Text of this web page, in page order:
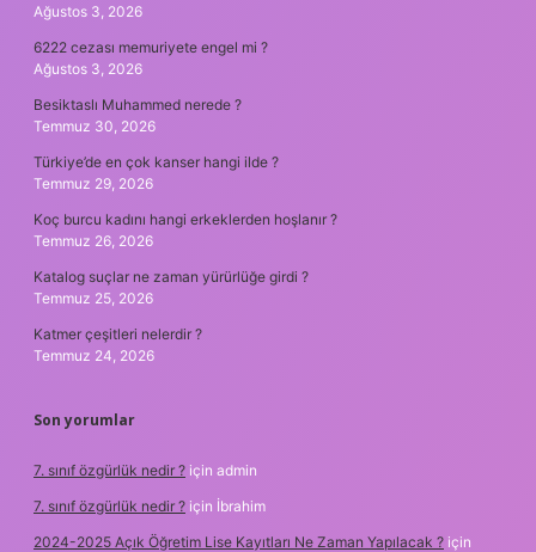
Ağustos 3, 2026
6222 cezası memuriyete engel mi ?
Ağustos 3, 2026
Besiktaslı Muhammed nerede ?
Temmuz 30, 2026
Türkiye’de en çok kanser hangi ilde ?
Temmuz 29, 2026
Koç burcu kadını hangi erkeklerden hoşlanır ?
Temmuz 26, 2026
Katalog suçlar ne zaman yürürlüğe girdi ?
Temmuz 25, 2026
Katmer çeşitleri nelerdir ?
Temmuz 24, 2026
Son yorumlar
7. sınıf özgürlük nedir ? için admin
7. sınıf özgürlük nedir ? için İbrahim
2024-2025 Açık Öğretim Lise Kayıtları Ne Zaman Yapılacak ? için